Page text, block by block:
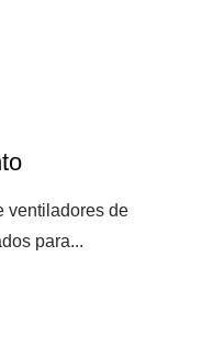
ventiladores de
para...